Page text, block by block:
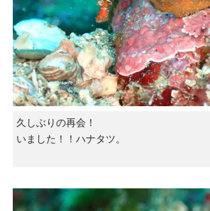
久しぶりの再会！
いました！！ハナタツ。